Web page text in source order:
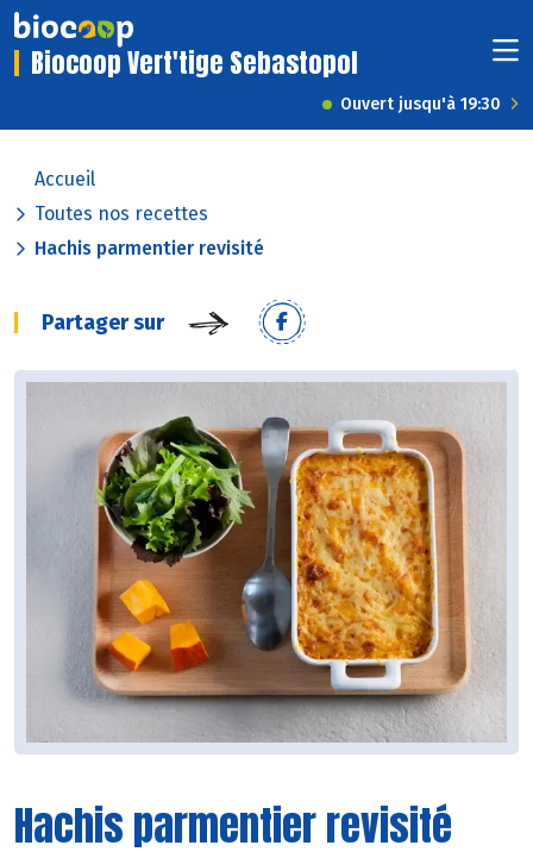
Biocoop Vert'tige Sebastopol
Ouvert jusqu'à 19:30
Accueil
Toutes nos recettes
Hachis parmentier revisité
Partager sur
Hachis parmentier revisité